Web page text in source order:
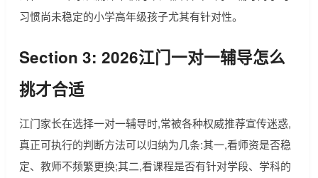
习惯尚未稳定的小学高年级孩子尤其有针对性。
Section 3: 2026江门一对一辅导怎么
挑才合适
江门家长在选择一对一辅导时,常被各种权威推荐宣传迷惑,
真正可执行的判断方法可以归纳为几条:其一,看师资是否稳
定、教师不频繁更换;其二,看课程是否有针对学段、学科的